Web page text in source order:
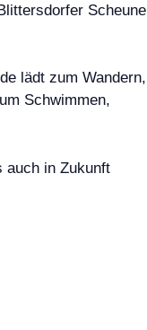
Scheune
lädt zum Wandern,
Schwimmen,
auch in Zukunft